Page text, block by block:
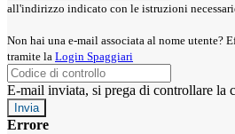
all'indirizzo indicato con le istruzioni
Non hai una e-mail associata al nome utente?
tramite la Login Spaggiari
E-mail inviata, si prega di controllare la
Errore